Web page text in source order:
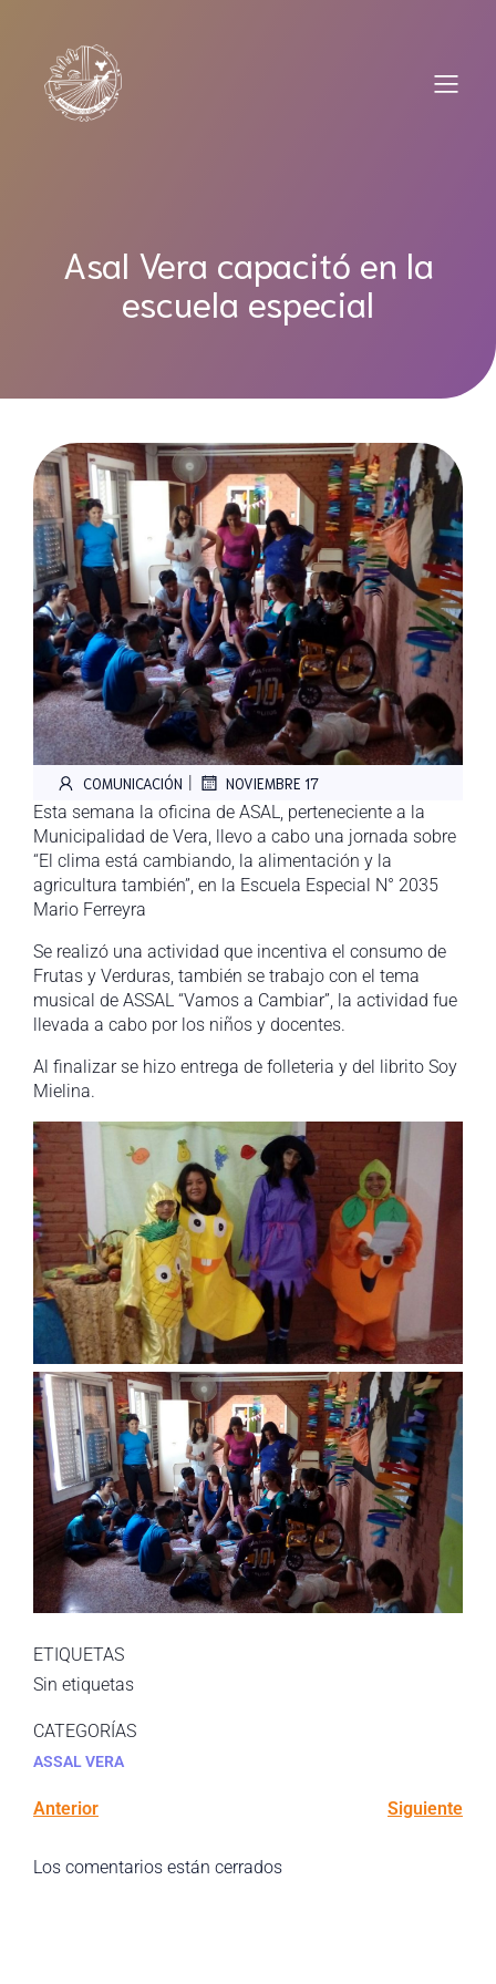
contenido
Asal Vera capacitó en la
escuela especial
COMUNICACIÓN | NOVIEMBRE 17
Esta semana la oficina de ASAL, perteneciente a la
Municipalidad de Vera, llevo a cabo una jornada sobre
“El clima está cambiando, la alimentación y la
agricultura también”, en la Escuela Especial N° 2035
Mario Ferreyra
Se realizó una actividad que incentiva el consumo de
Frutas y Verduras, también se trabajo con el tema
musical de ASSAL “Vamos a Cambiar”, la actividad fue
llevada a cabo por los niños y docentes.
Al finalizar se hizo entrega de folleteria y del librito Soy
Mielina.
ETIQUETAS
Sin etiquetas
CATEGORÍAS
ASSAL VERA
Anterior Siguiente
Los comentarios están cerrados